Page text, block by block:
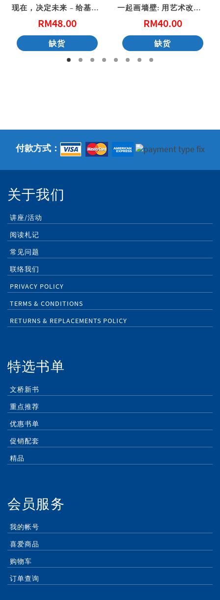
现在，决定未来 – 给基督徒青年的20个属灵忠告
RM48.00
缺货
一起画墙壁: 用艺术改变社区 (港版)
RM40.00
缺货
付款方式：
关于我们
讲座/活动
阅读札记
常见问题
联络我们
PRIVACY POLICY
TERMS & CONDITIONS
RETURNS & REPLACEMENTS POLICY
特选书单
文桥新书
重点推荐
优惠书单
促销配套
精品
会员服务
我的帐号
喜爱商品
购物车
订单查询